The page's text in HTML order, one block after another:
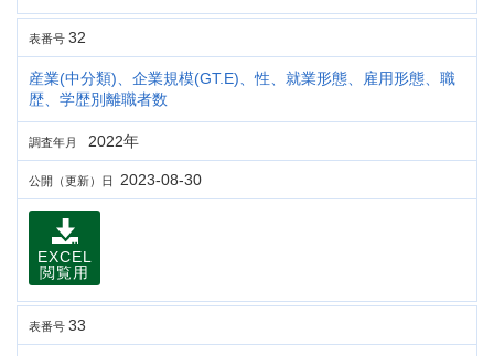
表番号 32
産業(中分類)、企業規模(GT.E)、性、就業形態、雇用形態、職
歴、学歴別離職者数
調査年月 2022年
公開（更新）日 2023-08-30
EXCEL
閲覧用
表番号 33